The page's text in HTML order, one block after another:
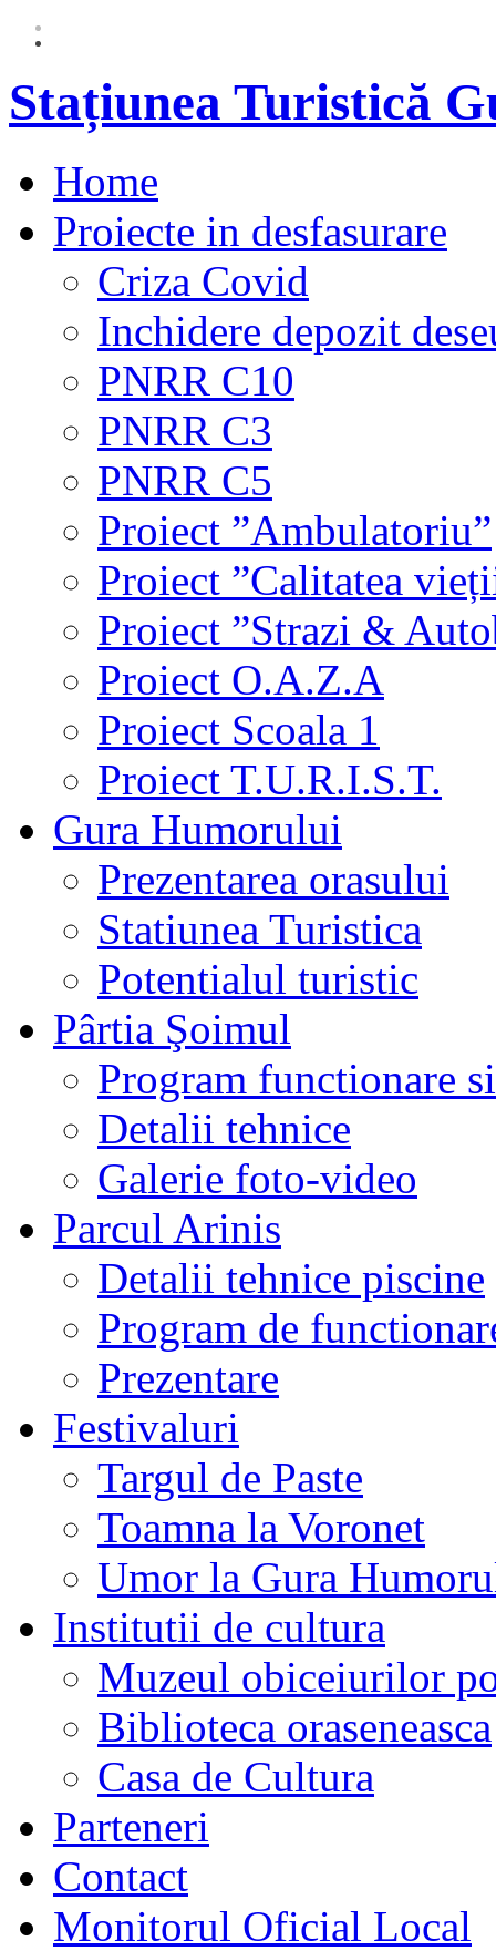
Stațiunea Turistică
Home
Proiecte in desfasurare
Criza Covid
Inchidere depozit
PNRR C10
PNRR C3
PNRR C5
Proiect ”Ambulatoriu”
Proiect ”Calitatea
Proiect ”Strazi &
Proiect O.A.Z.A
Proiect Scoala 1
Proiect T.U.R.I.S.T.
Gura Humorului
Prezentarea orasului
Statiunea Turistica
Potentialul turistic
Pârtia Şoimul
Program functionare
Detalii tehnice
Galerie foto-video
Parcul Arinis
Detalii tehnice piscine
Program de
Prezentare
Festivaluri
Targul de Paste
Toamna la Voronet
Umor la Gura
Institutii de cultura
Muzeul obiceiurilor
Biblioteca oraseneasca
Casa de Cultura
Parteneri
Contact
Monitorul Oficial Local